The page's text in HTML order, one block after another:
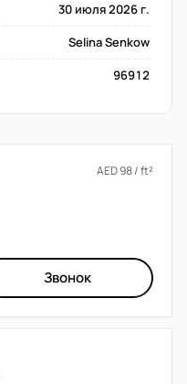
30 июля 2026 г.
Selina Senkow
96912
AED 98 / ft²
Звонок